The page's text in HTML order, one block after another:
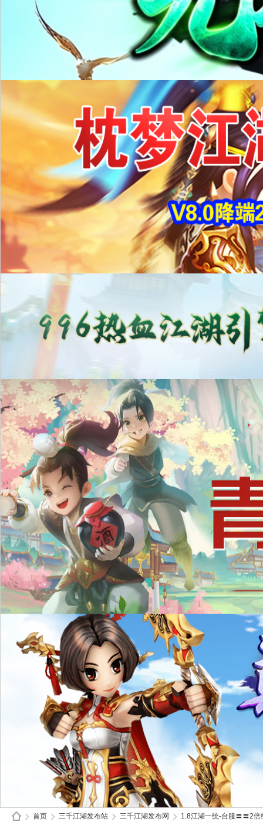
首页 三千江湖发布站 三千江湖发布网 1.8江湖一统-台服〓〓2